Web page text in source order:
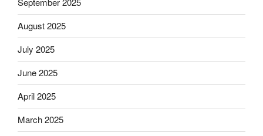
August 2025
July 2025
June 2025
April 2025
March 2025